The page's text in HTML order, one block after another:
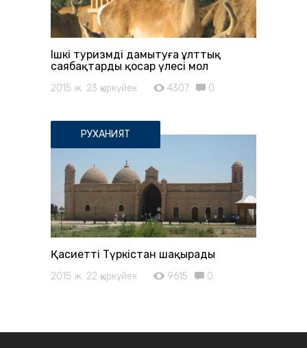
Ішкі туризмді дамытуға ұлттық
саябақтардың қосар үлесі мол
2015 ж. 23 қыркүйек 4307 0
РУХАНИЯТ
Қасиетті Түркістан шақырады
2015 ж. 22 қыркүйек 9615 0